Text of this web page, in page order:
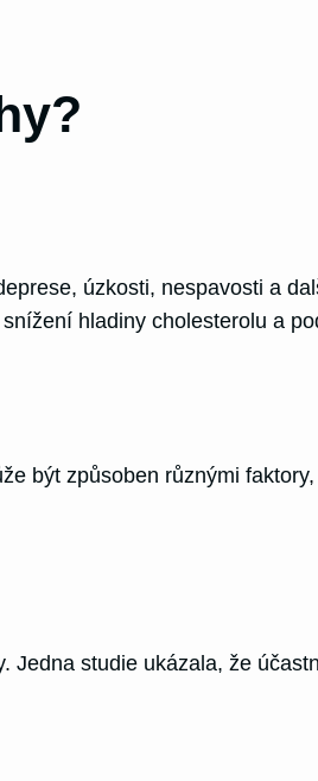
úzkosti, nespavosti a
hladiny cholesterolu a
být způsoben různými
Jedna studie ukázala, že